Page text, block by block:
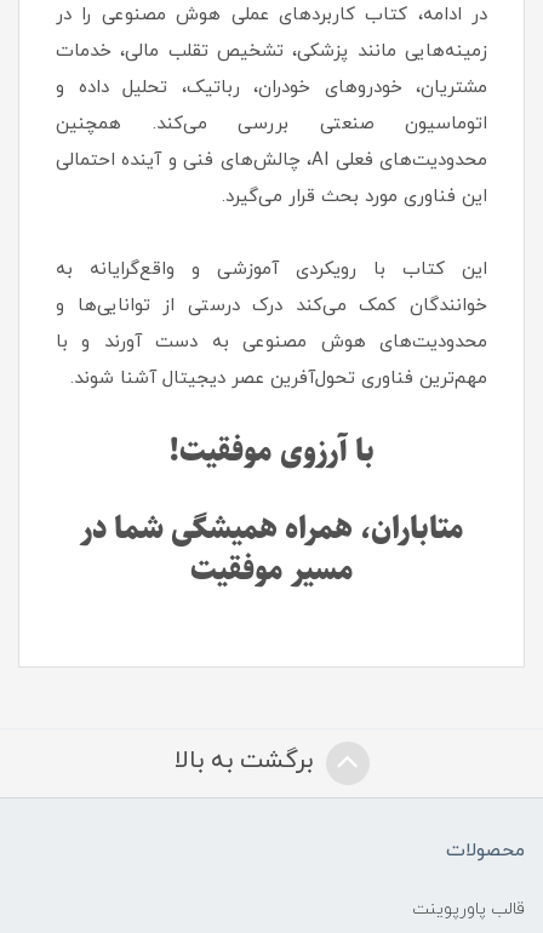
در ادامه، کتاب کاربردهای عملی هوش مصنوعی را در
زمینه‌هایی مانند پزشکی، تشخیص تقلب مالی، خدمات
مشتریان، خودروهای خودران، رباتیک، تحلیل داده و
اتوماسیون صنعتی بررسی می‌کند. همچنین
محدودیت‌های فعلی AI، چالش‌های فنی و آینده احتمالی
این فناوری مورد بحث قرار می‌گیرد.
این کتاب با رویکردی آموزشی و واقع‌گرایانه به
خوانندگان کمک می‌کند درک درستی از توانایی‌ها و
محدودیت‌های هوش مصنوعی به دست آورند و با
مهم‌ترین فناوری تحول‌آفرین عصر دیجیتال آشنا شوند.
با آرزوی موفقیت!
متاباران، همراه همیشگی شما در
مسیر موفقیت
برگشت به بالا
محصولات
قالب پاورپوینت